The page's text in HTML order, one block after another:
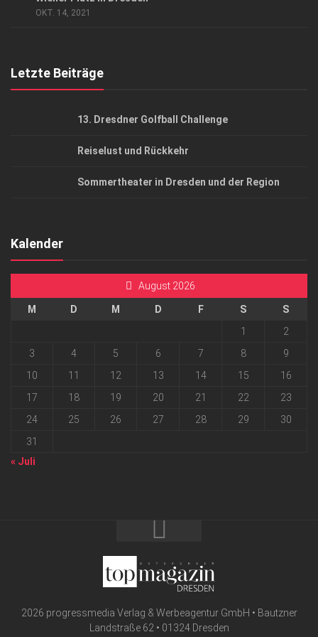
OKT. 14, 2021
Letzte Beiträge
13. Dresdner Golfball Challenge
Reiselust und Rückkehr
Sommertheater in Dresden und der Region
Kalender
August 2026
M D M D F S
S
1
2
3
4 5 6 7 8
9
10
11 12 13 14 15
16
17
18 19 20 21 22
23
24
25 26 27 28 29
30
31
« Juli
2026 progressmedia Verlag & Werbeagentur GmbH • Bautzner
Landstraße 62 • 01324 Dresden